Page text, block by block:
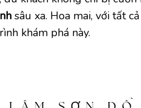
sâu xa. Hoa mai, với tất
khám phá này.